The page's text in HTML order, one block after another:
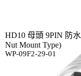
HD10 母頭 9PIN 防
Nut Mount Type)
WP-09F2-29-01